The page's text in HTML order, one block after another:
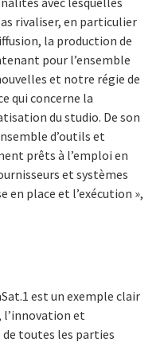
rivaliser, en particulier
la production de
pour l’ensemble
et notre régie de
qui concerne la
du studio. De son
d’outils et
prêts à l’emploi en
et systèmes
en place et l’exécution »,
est un exemple clair
et
de toutes les parties